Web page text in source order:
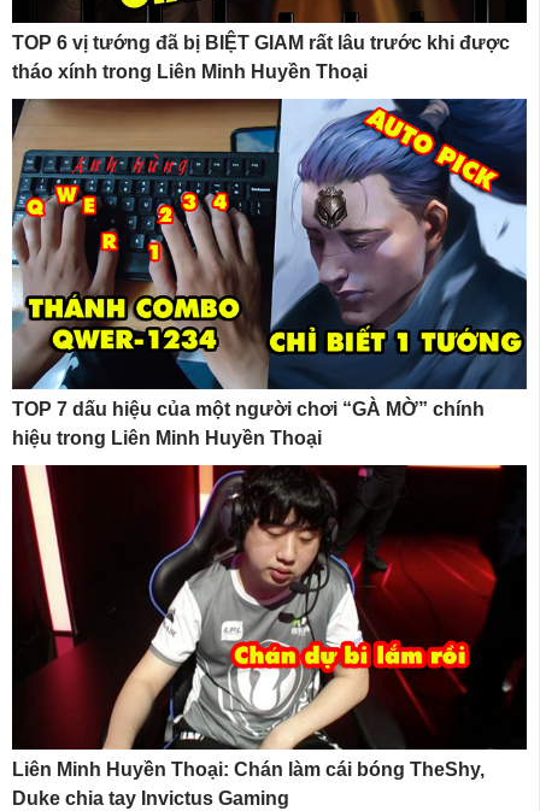
TOP 6 vị tướng đã bị BIỆT GIAM rất lâu trước khi được
tháo xính trong Liên Minh Huyền Thoại
TOP 7 dấu hiệu của một người chơi “GÀ MỜ” chính
hiệu trong Liên Minh Huyền Thoại
Liên Minh Huyền Thoại: Chán làm cái bóng TheShy,
Duke chia tay Invictus Gaming